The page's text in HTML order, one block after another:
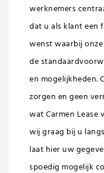
werknemers
dat u als klant een
wenst waarbij
de
en mogelijkheden.
zorgen en geen
wat Carmen Lease
wij graag bij u
laat hier uw
spoedig mogelijk